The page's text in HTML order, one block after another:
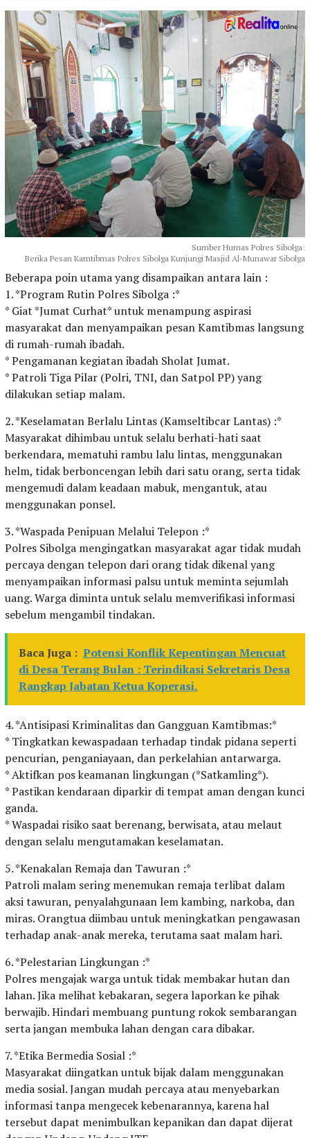
Sumber Humas Polres Sibolga:
Berika Pesan Kamtibmas Polres Sibolga Kunjungi Masjid Al-Munawar Sibolga
Beberapa poin utama yang disampaikan antara lain :
1. *Program Rutin Polres Sibolga :*
* Giat *Jumat Curhat* untuk menampung aspirasi
masyarakat dan menyampaikan pesan Kamtibmas langsung
di rumah-rumah ibadah.
* Pengamanan kegiatan ibadah Sholat Jumat.
* Patroli Tiga Pilar (Polri, TNI, dan Satpol PP) yang
dilakukan setiap malam.
2. *Keselamatan Berlalu Lintas (Kamseltibcar Lantas) :*
Masyarakat dihimbau untuk selalu berhati-hati saat
berkendara, mematuhi rambu lalu lintas, menggunakan
helm, tidak berboncengan lebih dari satu orang, serta tidak
mengemudi dalam keadaan mabuk, mengantuk, atau
menggunakan ponsel.
3. *Waspada Penipuan Melalui Telepon :*
Polres Sibolga mengingatkan masyarakat agar tidak mudah
percaya dengan telepon dari orang tidak dikenal yang
menyampaikan informasi palsu untuk meminta sejumlah
uang. Warga diminta untuk selalu memverifikasi informasi
sebelum mengambil tindakan.
Baca Juga : Potensi Konflik Kepentingan Mencuat
di Desa Terang Bulan : Terindikasi Sekretaris Desa
Rangkap Jabatan Ketua Koperasi.
4. *Antisipasi Kriminalitas dan Gangguan Kamtibmas:*
* Tingkatkan kewaspadaan terhadap tindak pidana seperti
pencurian, penganiayaan, dan perkelahian antarwarga.
* Aktifkan pos keamanan lingkungan (*Satkamling*).
* Pastikan kendaraan diparkir di tempat aman dengan kunci
ganda.
* Waspadai risiko saat berenang, berwisata, atau melaut
dengan selalu mengutamakan keselamatan.
5. *Kenakalan Remaja dan Tawuran :*
Patroli malam sering menemukan remaja terlibat dalam
aksi tawuran, penyalahgunaan lem kambing, narkoba, dan
miras. Orangtua diimbau untuk meningkatkan pengawasan
terhadap anak-anak mereka, terutama saat malam hari.
6. *Pelestarian Lingkungan :*
Polres mengajak warga untuk tidak membakar hutan dan
lahan. Jika melihat kebakaran, segera laporkan ke pihak
berwajib. Hindari membuang puntung rokok sembarangan
serta jangan membuka lahan dengan cara dibakar.
7. *Etika Bermedia Sosial :*
Masyarakat diingatkan untuk bijak dalam menggunakan
media sosial. Jangan mudah percaya atau menyebarkan
informasi tanpa mengecek kebenarannya, karena hal
tersebut dapat menimbulkan kepanikan dan dapat dijerat